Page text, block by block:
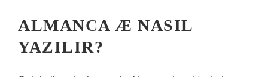
ALMANCA Æ NASIL
YAZILIR?